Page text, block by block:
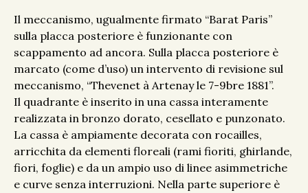
Il meccanismo, ugualmente firmato “Barat Paris”
sulla placca posteriore è funzionante con
scappamento ad ancora. Sulla placca posteriore è
marcato (come d’uso) un intervento di revisione sul
meccanismo, “Thevenet à Artenay le 7-9bre 1881”.
Il quadrante è inserito in una cassa interamente
realizzata in bronzo dorato, cesellato e punzonato.
La cassa è ampiamente decorata con rocailles,
arricchita da elementi floreali (rami fioriti, ghirlande,
fiori, foglie) e da un ampio uso di linee asimmetriche
e curve senza interruzioni. Nella parte superiore è